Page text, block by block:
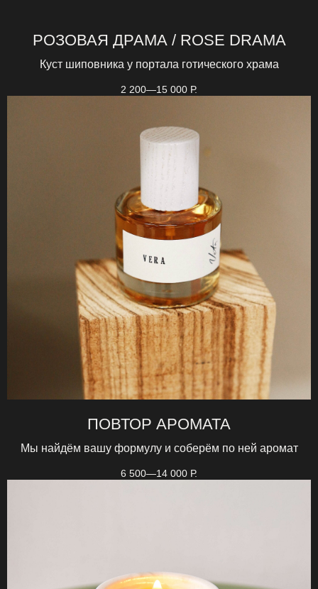
РОЗОВАЯ ДРАМА / ROSE DRAMA
Куст шиповника у портала готического храма
2 200—15 000 Р.
ПОВТОР АРОМАТА
Мы найдём вашу формулу и соберём по ней аромат
6 500—14 000 Р.